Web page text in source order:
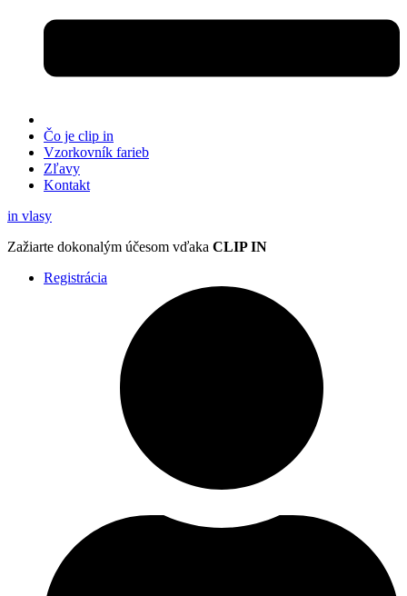
Čo je clip in
Vzorkovník farieb
Zľavy
Kontakt
in vlasy
Zažiarte dokonalým účesom vďaka CLIP IN
Registrácia